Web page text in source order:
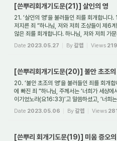
[쓴뿌리회개기도문(21)] 살인의 영
21. ‘살인의 영’을 불러들인 죄를 회개합니
저지른 죄 “하나님, 저와 저희 조상들이 제6계
않은 죄를 회개합니다. 하나님, 저와 저희 가
Date 2023.05.27 By갈렙 Views
[쓴뿌리회개기도문(20)] 불안 초조의
20. ‘불안 초조의 영’을 불러들인 죄를 회개
에 빠진 죄 “하나님, 주께서는 ‘너희가 세상
이기었노라(요16:33)’고 말씀하셨고, ‘너희
Date 2023.05.06 By갈렙 Views
[쓴뿌리 회개기도문(19)] 미움 증오의